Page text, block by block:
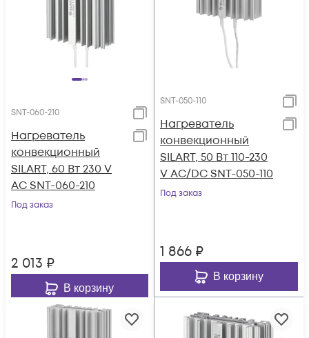
SNT-060-210
Нагреватель
конвекционный
SILART, 60 Вт 230 V
AC SNT-060-210
Под заказ
2 013 ₽
В корзину
SNT-050-110
Нагреватель
конвекционный
SILART, 50 Вт 110-230
V AC/DC SNT-050-110
Под заказ
1 866 ₽
В корзину